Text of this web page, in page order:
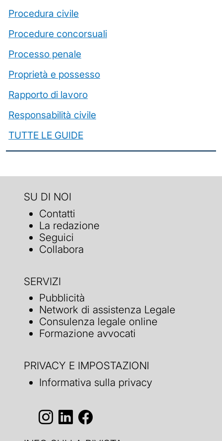
Procedura civile
Procedure concorsuali
Processo penale
Proprietà e possesso
Rapporto di lavoro
Responsabilità civile
TUTTE LE GUIDE
SU DI NOI
Contatti
La redazione
Seguici
Collabora
SERVIZI
Pubblicità
Network di assistenza Legale
Consulenza legale online
Formazione avvocati
PRIVACY E IMPOSTAZIONI
Informativa sulla privacy